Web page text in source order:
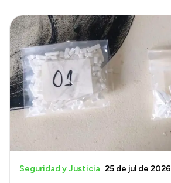
Autoridades
Alumnos
Docentes y Capacitadores
Delegaciones
Normativa
Accesos directos
SIU GUARANÍ
Seguridad y Justicia 25 de jul de 2026